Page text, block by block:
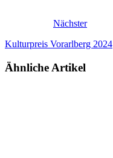
Nächster
Kulturpreis Vorarlberg 2024
Ähnliche Artikel